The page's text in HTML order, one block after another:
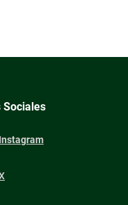
Sociales
Instagram